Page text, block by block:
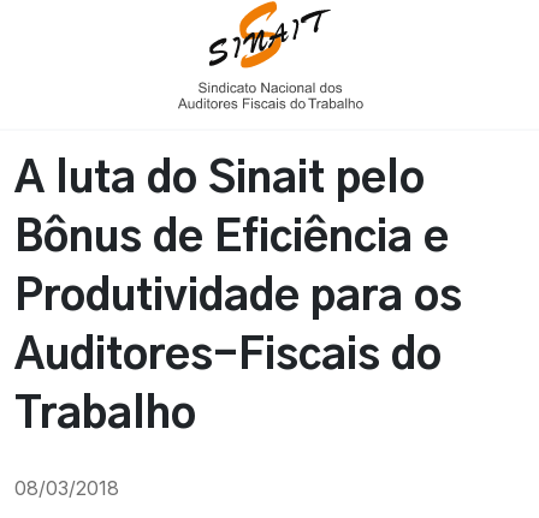
A luta do Sinait pelo
Bônus de Eficiência e
Produtividade para os
Auditores-Fiscais do
Trabalho
08/03/2018